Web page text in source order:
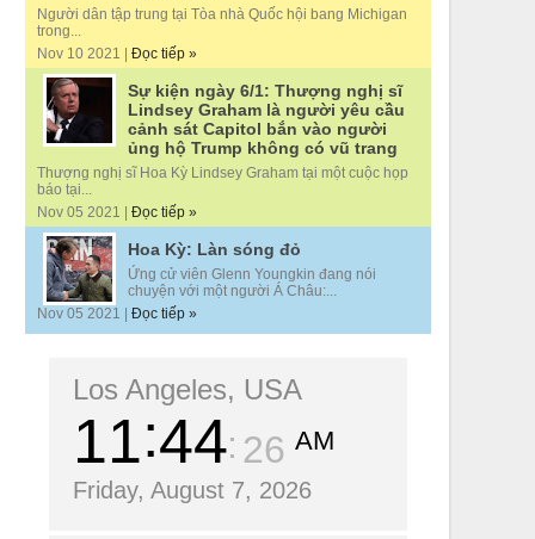
Người dân tập trung tại Tòa nhà Quốc hội bang Michigan
trong...
Nov 10 2021 | Đọc tiếp »
Sự kiện ngày 6/1: Thượng nghị sĩ
Lindsey Graham là người yêu cầu
cảnh sát Capitol bắn vào người
ủng hộ Trump không có vũ trang
Thượng nghị sĩ Hoa Kỳ Lindsey Graham tại một cuộc họp
báo tại...
Nov 05 2021 | Đọc tiếp »
Hoa Kỳ: Làn sóng đỏ
Ứng cử viên Glenn Youngkin đang nói
chuyện với một người Á Châu:...
Nov 05 2021 | Đọc tiếp »
Los Angeles, USA
11 44 27 AM
Friday, August 7, 2026